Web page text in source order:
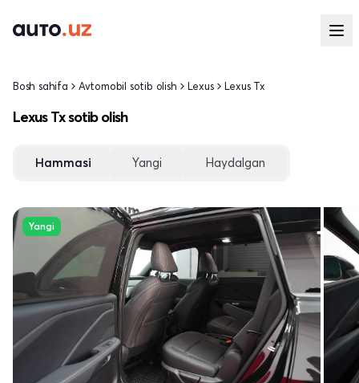
Bosh sahifa Avtomobil sotib olish Lexus Lexus Tx
Lexus Tx sotib olish
Hammasi Yangi Haydalgan
Yangi